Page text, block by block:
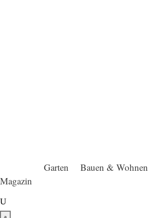
Magazin
Garten Bauen & Wohnen
U